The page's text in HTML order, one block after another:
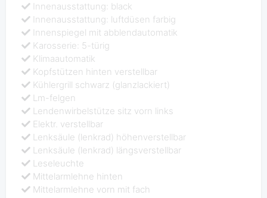
Innenausstattung: black
Innenausstattung: luftdüsen farbig
Innenspiegel mit abblendautomatik
Karosserie: 5-türig
Klimaautomatik
Kopfstützen hinten verstellbar
Kühlergrill schwarz (glanzlackiert)
Lm-felgen
Lendenwirbelstütze sitz vorn links
Elektr. verstellbar
Lenksäule (lenkrad) höhenverstellbar
Lenksäule (lenkrad) längsverstellbar
Leseleuchte
Mittelarmlehne hinten
Mittelarmlehne vorn mit fach